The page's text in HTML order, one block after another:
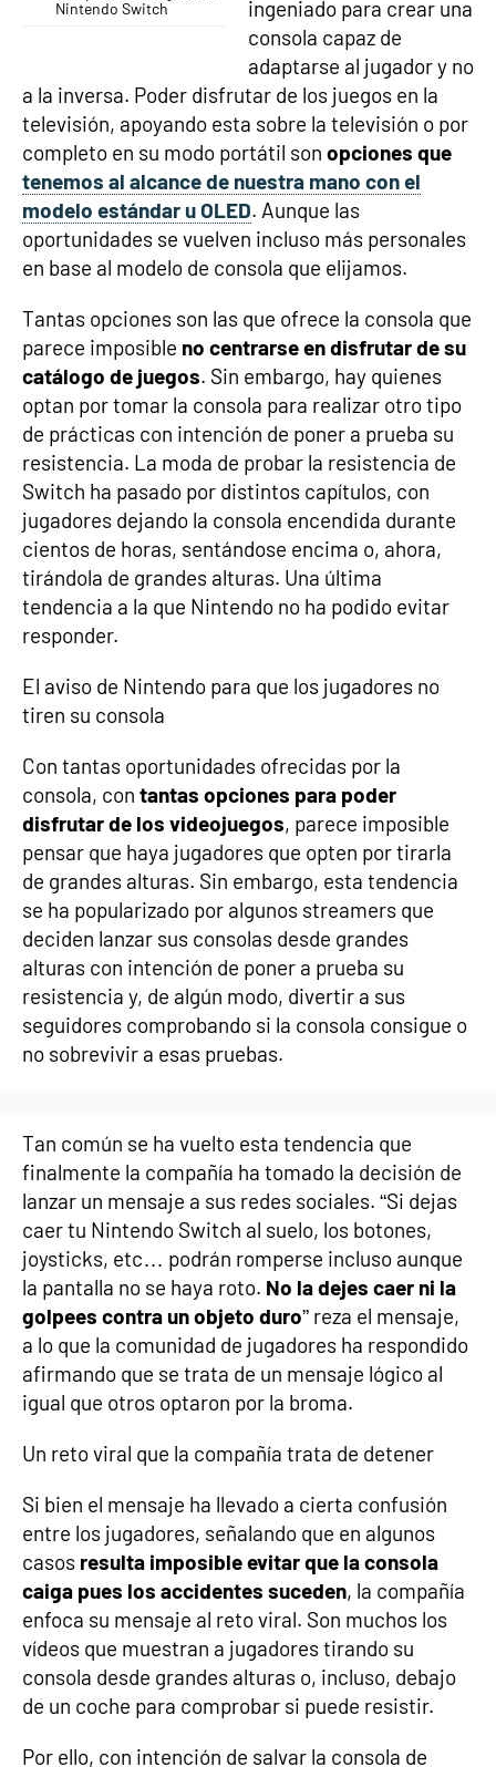
Nintendo Switch
ingeniado para crear una
consola capaz de
adaptarse al jugador y no
a la inversa. Poder disfrutar de los juegos en la
televisión, apoyando esta sobre la televisión o por
completo en su modo portátil son opciones que
tenemos al alcance de nuestra mano con el
modelo estándar u OLED. Aunque las
oportunidades se vuelven incluso más personales
en base al modelo de consola que elijamos.
Tantas opciones son las que ofrece la consola que
parece imposible no centrarse en disfrutar de su
catálogo de juegos. Sin embargo, hay quienes
optan por tomar la consola para realizar otro tipo
de prácticas con intención de poner a prueba su
resistencia. La moda de probar la resistencia de
Switch ha pasado por distintos capítulos, con
jugadores dejando la consola encendida durante
cientos de horas, sentándose encima o, ahora,
tirándola de grandes alturas. Una última
tendencia a la que Nintendo no ha podido evitar
responder.
El aviso de Nintendo para que los jugadores no
tiren su consola
Con tantas oportunidades ofrecidas por la
consola, con tantas opciones para poder
disfrutar de los videojuegos, parece imposible
pensar que haya jugadores que opten por tirarla
de grandes alturas. Sin embargo, esta tendencia
se ha popularizado por algunos streamers que
deciden lanzar sus consolas desde grandes
alturas con intención de poner a prueba su
resistencia y, de algún modo, divertir a sus
seguidores comprobando si la consola consigue o
no sobrevivir a esas pruebas.
Tan común se ha vuelto esta tendencia que
finalmente la compañía ha tomado la decisión de
lanzar un mensaje a sus redes sociales. “Si dejas
caer tu Nintendo Switch al suelo, los botones,
joysticks, etc… podrán romperse incluso aunque
la pantalla no se haya roto. No la dejes caer ni la
golpees contra un objeto duro” reza el mensaje,
a lo que la comunidad de jugadores ha respondido
afirmando que se trata de un mensaje lógico al
igual que otros optaron por la broma.
Un reto viral que la compañía trata de detener
Si bien el mensaje ha llevado a cierta confusión
entre los jugadores, señalando que en algunos
casos resulta imposible evitar que la consola
caiga pues los accidentes suceden, la compañía
enfoca su mensaje al reto viral. Son muchos los
vídeos que muestran a jugadores tirando su
consola desde grandes alturas o, incluso, debajo
de un coche para comprobar si puede resistir.
Por ello, con intención de salvar la consola de